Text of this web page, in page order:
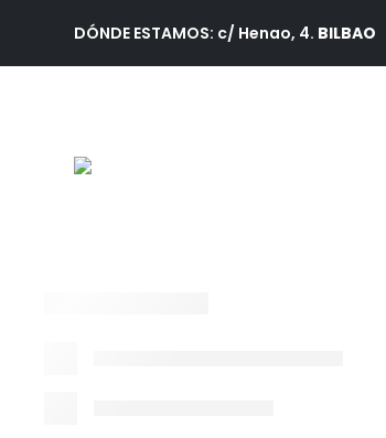
DÓNDE ESTAMOS: c/ Henao, 4. BILBAO